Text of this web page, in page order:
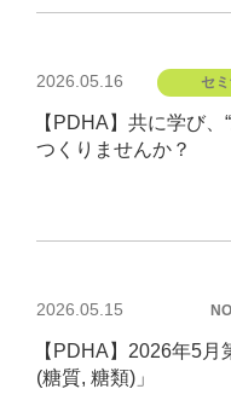
投
日:
2026.05.16 セ
【PDHA】共に学び
つくりませんか？
投
日:
2026.05.15
【PDHA】2026年5
(糖質, 糖類)」